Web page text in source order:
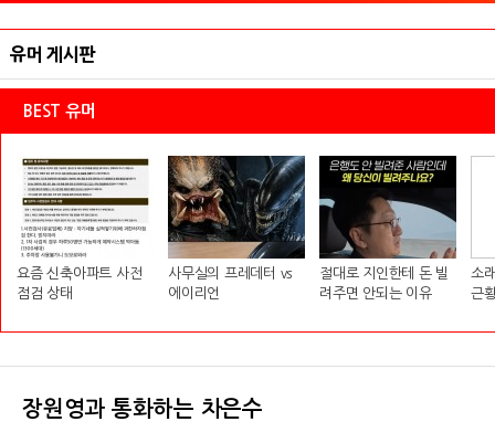
유머 게시판
BEST 유머
요즘 신축아파트 사전
점검 상태
사무실의 프레데터 vs
에이리언
절대로 지인한테 돈 빌
려주면 안되는 이유
소
근
장원영과 통화하는 차은수